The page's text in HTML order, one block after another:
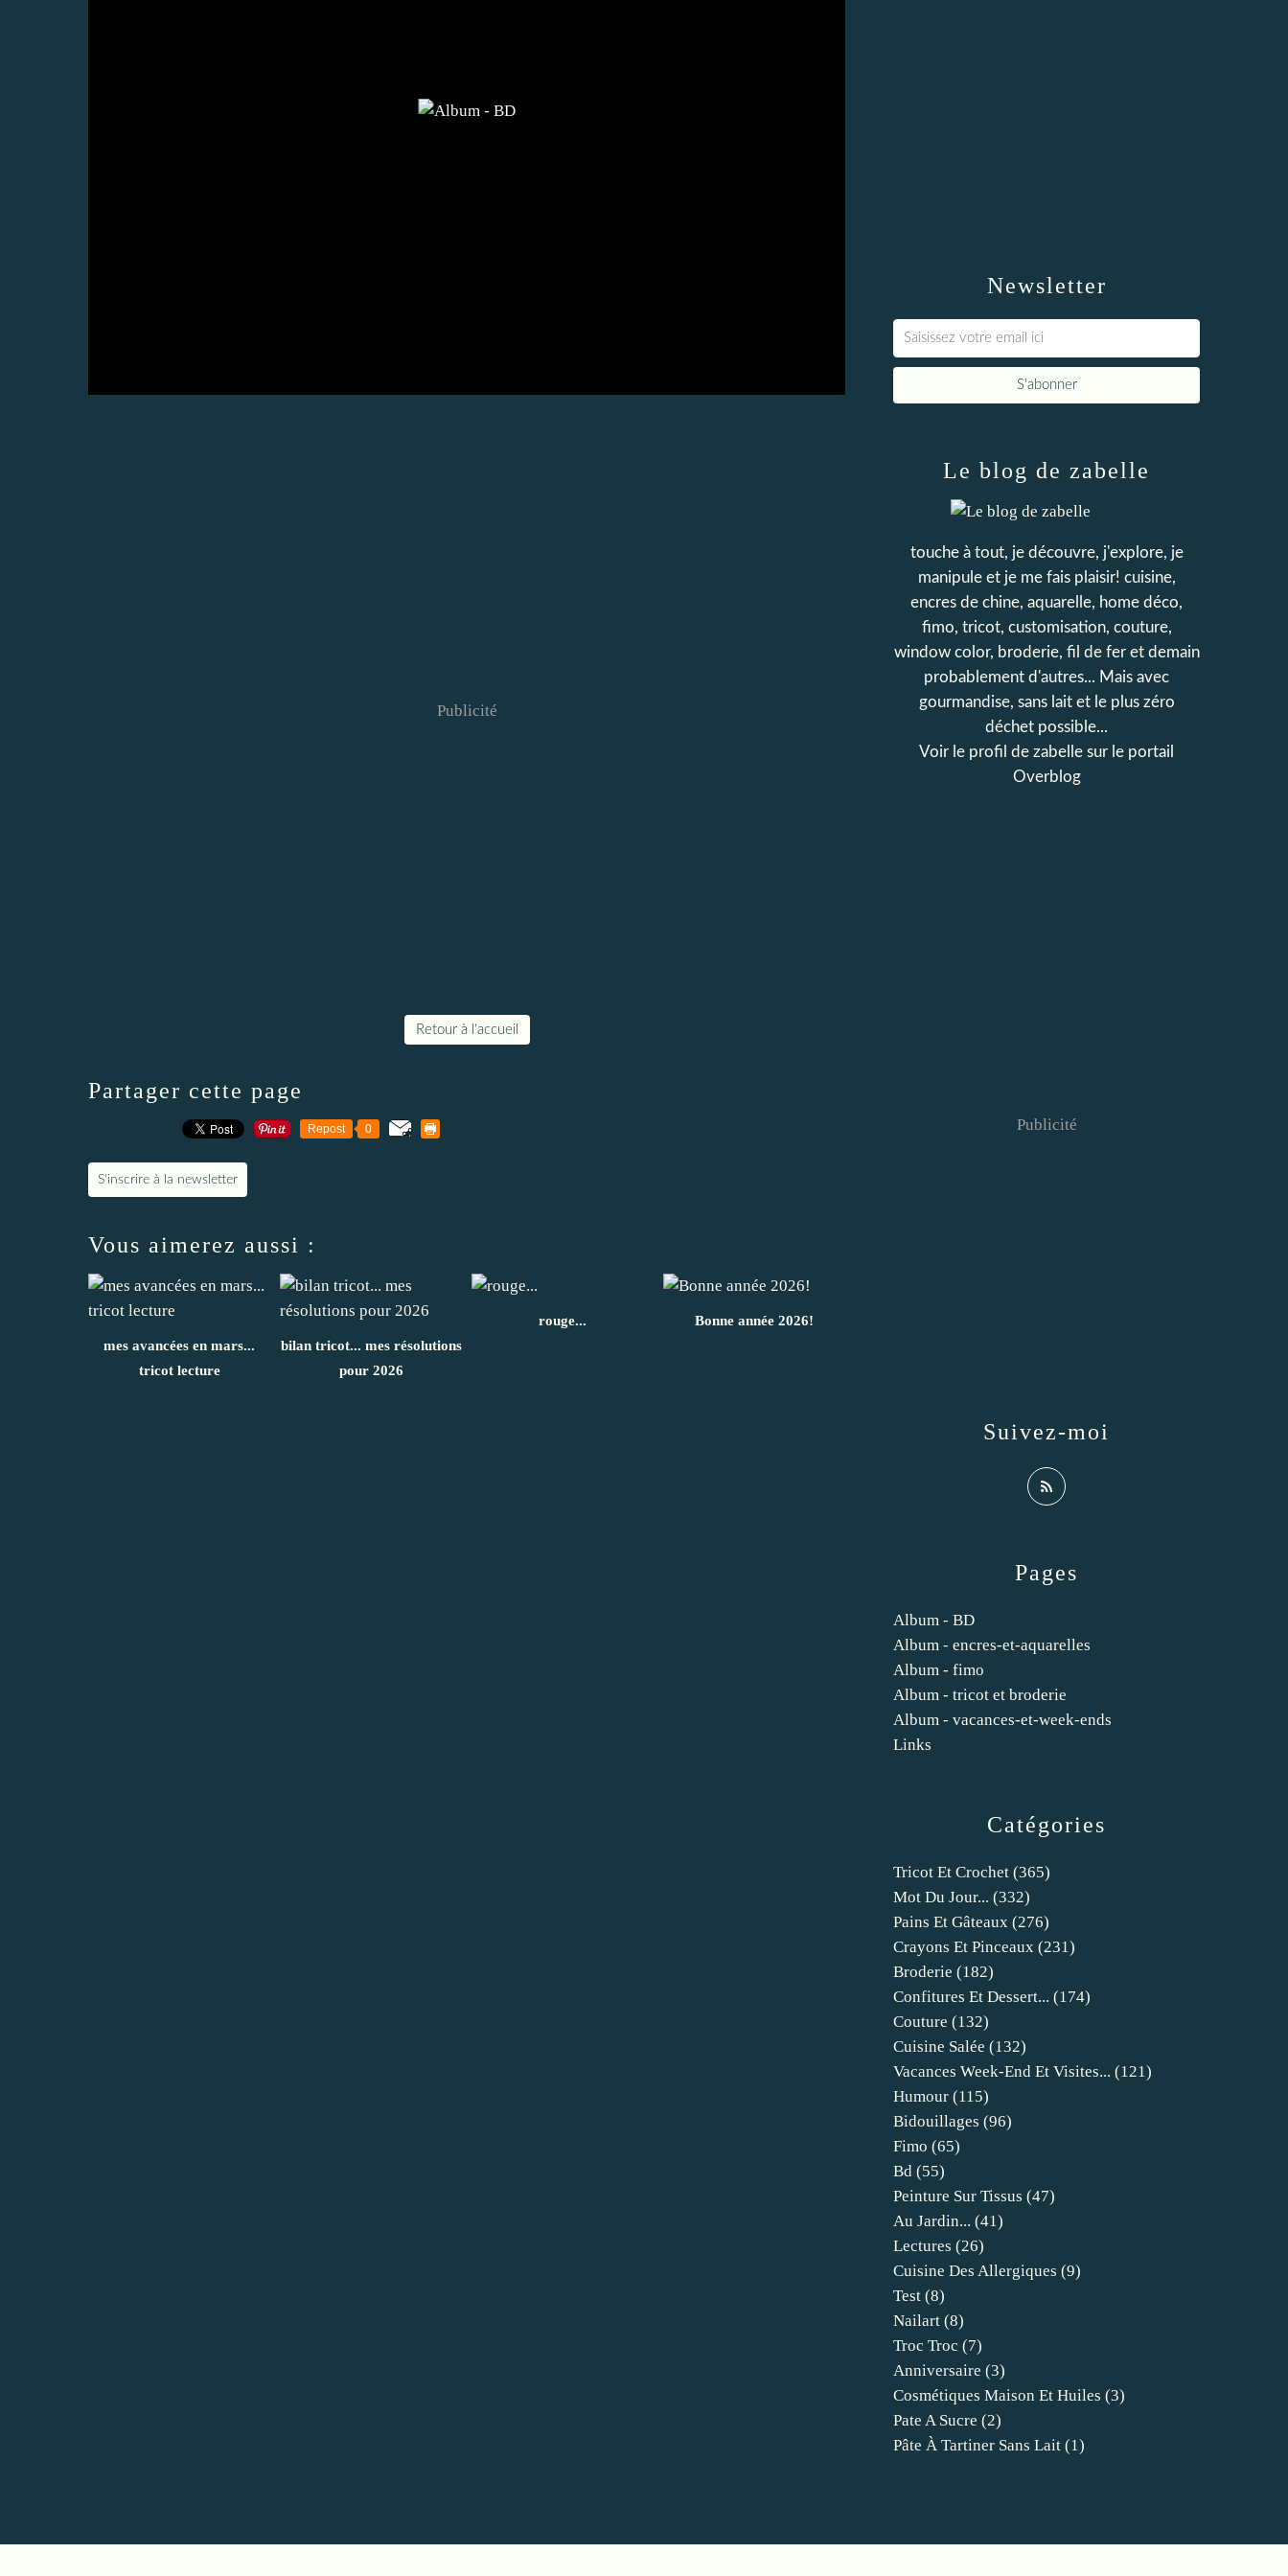
Publicité
Retour à l'accueil
Partager cette page
Repost 0
S'inscrire à la newsletter
Vous aimerez aussi :
mes avancées en mars...
tricot lecture
bilan tricot... mes résolutions
pour 2026
rouge... Bonne année 2026!
Newsletter
Catégories
Tricot Et Crochet (365)
Mot Du Jour... (332)
Pains Et Gâteaux (276)
Crayons Et Pinceaux (231)
Broderie (182)
Confitures Et Dessert... (174)
Couture (132)
Cuisine Salée (132)
Vacances Week-End Et Visites... (121)
Humour (115)
Bidouillages (96)
Fimo (65)
Bd (55)
Peinture Sur Tissus (47)
Au Jardin... (41)
Lectures (26)
Cuisine Des Allergiques (9)
Test (8)
Nailart (8)
Troc Troc (7)
Anniversaire (3)
Cosmétiques Maison Et Huiles (3)
Pate A Sucre (2)
Pâte À Tartiner Sans Lait (1)
Pages
Album - BD
Album - encres-et-aquarelles
Album - fimo
Album - tricot et broderie
Album - vacances-et-week-ends
Links
Le blog de zabelle
touche à tout, je découvre, j'explore, je
manipule et je me fais plaisir! cuisine,
encres de chine, aquarelle, home déco,
fimo, tricot, customisation, couture,
window color, broderie, fil de fer et demain
probablement d'autres... Mais avec
gourmandise, sans lait et le plus zéro
déchet possible...
Voir le profil de zabelle sur le portail
Overblog
Suivez-moi
Publicité